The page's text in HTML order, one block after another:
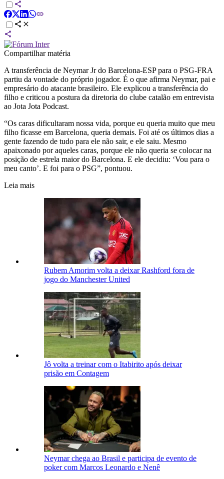
Compartilhar matéria
A transferência de Neymar Jr do Barcelona-ESP para o PSG-FRA
partiu da vontade do próprio jogador. É o que afirma Neymar, pai e
empresário do atacante brasileiro. Ele explicou a transferência do
filho e criticou a postura da diretoria do clube catalão em entrevista
ao Jota Jota Podcast.
“Os caras dificultaram nossa vida, porque eu queria muito que meu
filho ficasse em Barcelona, queria demais. Foi até os últimos dias a
gente fazendo de tudo para ele não sair, e ele saiu. Mesmo
apaixonado por aqueles caras, porque ele não queria se colocar na
posição de estrela maior do Barcelona. E ele decidiu: ‘Vou para o
meu canto’. E foi para o PSG”, pontuou.
Leia mais
Rubem Amorim volta a deixar Rashford fora de
jogo do Manchester United
Jô volta a treinar com o Itabirito após deixar
prisão em Contagem
Neymar chega ao Brasil e participa de evento de
poker com Marcos Leonardo e Nenê